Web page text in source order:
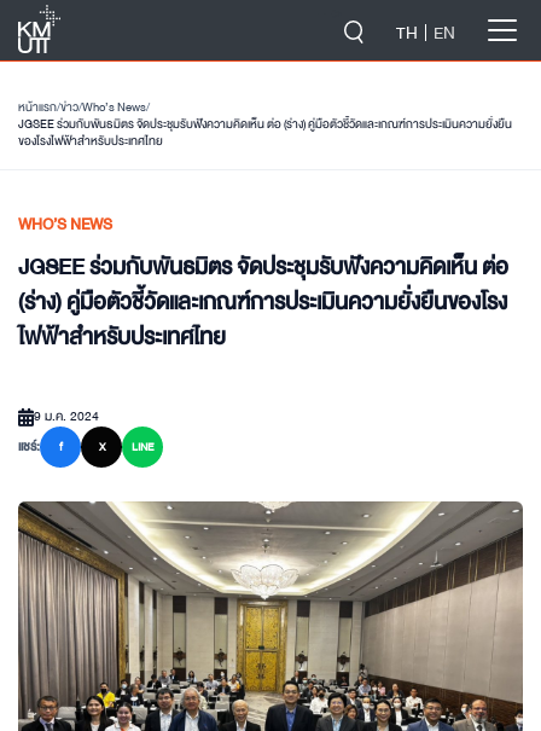
TH EN
หน้าแรก/ข่าว/Who’s News/
JGSEE ร่วมกับพันธมิตร จัดประชุมรับฟังความคิดเห็น ต่อ (ร่าง) คู่มือตัวชี้วัดและเกณฑ์การประเมินความยั่งยืน
ของโรงไฟฟ้าสำหรับประเทศไทย
WHO’S NEWS
JGSEE ร่วมกับพันธมิตร จัดประชุมรับฟังความคิดเห็น ต่อ
(ร่าง) คู่มือตัวชี้วัดและเกณฑ์การประเมินความยั่งยืนของโรง
ไฟฟ้าสำหรับประเทศไทย
9 ม.ค. 2024
แชร์:
f X LINE